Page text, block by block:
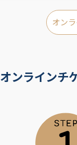
オン
オンラインチ